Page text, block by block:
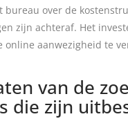
over de
zijn achteraf. Het
online aanwezigheid te
van de
die zijn